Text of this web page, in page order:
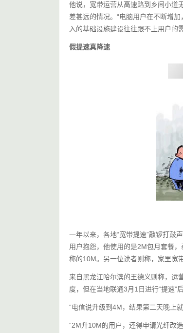
他说，宽带运营从高速路到乡间小道
差甚远的情况。“电脑用户在不断增
入的基础设施建设往往跟不上用户的
假提速真降速
一年以来，各地“宽带提速”敲锣打鼓
用户抱怨，他使用的是2M包月套餐
称的10M。另一位读者则称，家里宽
来自黑龙江哈尔滨的王德义则称，运
度，但在当地联通3月1日进行“提速”
“电信说升级到4M，结果第二天晚上
“2M升10M的用户，还得申请光纤改